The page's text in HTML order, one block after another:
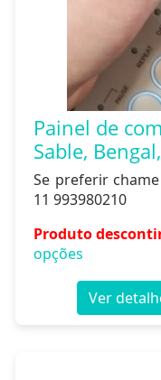
Painel de
Sable,
Se preferir
11 993980210
Produto
opções
Ver